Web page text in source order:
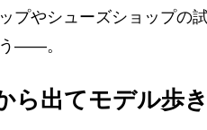
プやシューズショップの
――。
ら出てモデル歩